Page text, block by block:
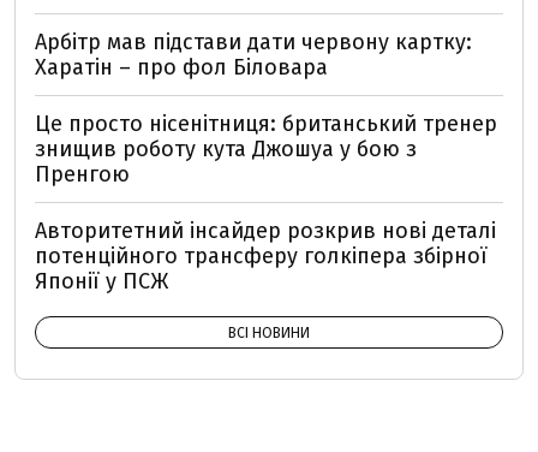
Арбітр мав підстави дати червону картку:
Харатін – про фол Біловара
Це просто нісенітниця: британський тренер
знищив роботу кута Джошуа у бою з
Пренгою
Авторитетний інсайдер розкрив нові деталі
потенційного трансферу голкіпера збірної
Японії у ПСЖ
ВСІ НОВИНИ